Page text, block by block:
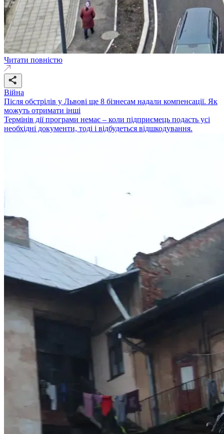
Читати повністю
Війна
Після обстрілів у Львові ще 8 бізнесам надали компенсації. Як
можуть отримати інші
Термінів дії програми немає – коли підприємець подасть усі
необхідні документи, тоді і відбудеться відшкодування.